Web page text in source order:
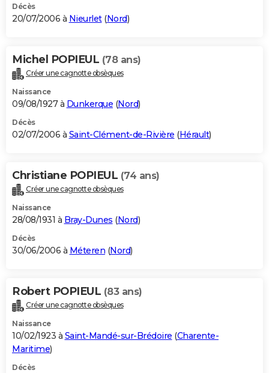
Décès
20/07/2006 à Nieurlet(Nord)
Michel POPIEUL (78 ans)
Créer une cagnotte obsèques
Naissance
09/08/1927 à Dunkerque (Nord)
Décès
02/07/2006 à Saint-Clément-de-Rivière (Hérault)
Christiane POPIEUL (74 ans)
Créer une cagnotte obsèques
Naissance
28/08/1931 à Bray-Dunes (Nord)
Décès
30/06/2006 à Méteren (Nord)
Robert POPIEUL (83 ans)
Créer une cagnotte obsèques
Naissance
10/02/1923 à Saint-Mandé-sur-Brédoire (Charente-
Maritime)
Décès